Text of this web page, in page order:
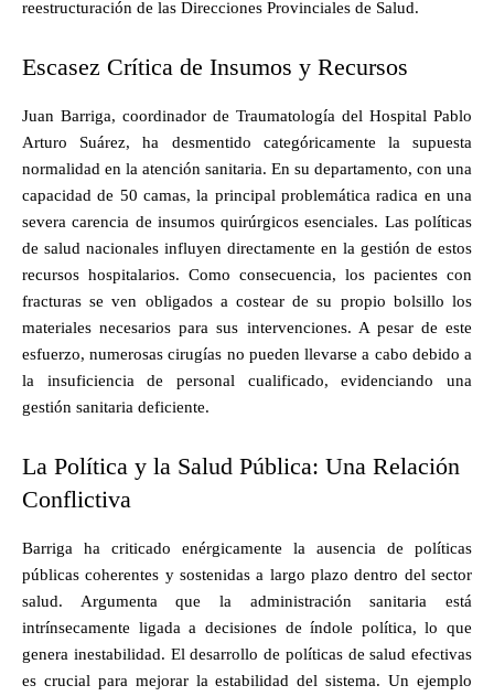
reestructuración de las Direcciones Provinciales de Salud.
Escasez Crítica de Insumos y Recursos
Juan Barriga, coordinador de Traumatología del Hospital Pablo
Arturo Suárez, ha desmentido categóricamente la supuesta
normalidad en la atención sanitaria. En su departamento, con una
capacidad de 50 camas, la principal problemática radica en una
severa carencia de insumos quirúrgicos esenciales. Las políticas
de salud nacionales influyen directamente en la gestión de estos
recursos hospitalarios. Como consecuencia, los pacientes con
fracturas se ven obligados a costear de su propio bolsillo los
materiales necesarios para sus intervenciones. A pesar de este
esfuerzo, numerosas cirugías no pueden llevarse a cabo debido a
la insuficiencia de personal cualificado, evidenciando una
gestión sanitaria deficiente.
La Política y la Salud Pública: Una Relación
Conflictiva
Barriga ha criticado enérgicamente la ausencia de políticas
públicas coherentes y sostenidas a largo plazo dentro del sector
salud. Argumenta que la administración sanitaria está
intrínsecamente ligada a decisiones de índole política, lo que
genera inestabilidad. El desarrollo de políticas de salud efectivas
es crucial para mejorar la estabilidad del sistema. Un ejemplo